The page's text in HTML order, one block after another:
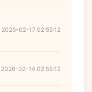
2026-02-17 02:55:12
2026-02-14 02:55:12